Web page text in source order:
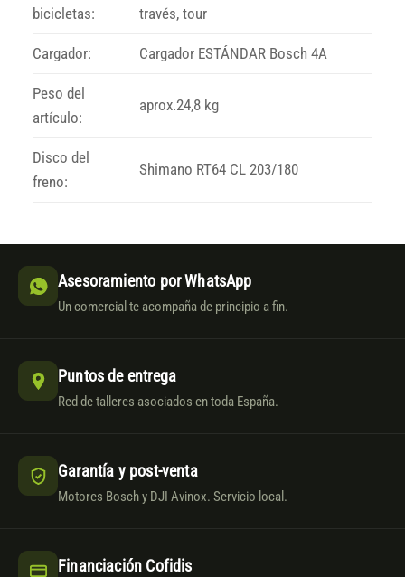
bicicletas:
través, tour
Cargador: Cargador ESTÁNDAR Bosch 4A
Peso del
artículo:
aprox.24,8 kg
Disco del
freno:
Shimano RT64 CL 203/180
Asesoramiento por WhatsApp
Un comercial te acompaña de principio a fin.
Puntos de entrega
Red de talleres asociados en toda España.
Garantía y post-venta
Motores Bosch y DJI Avinox. Servicio local.
Financiación Cofidis